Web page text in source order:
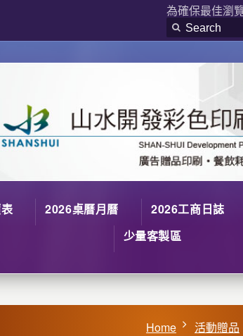
為確保最佳瀏
2026桌曆月曆 2026工商日誌
少量客製區
Home 活動贈品